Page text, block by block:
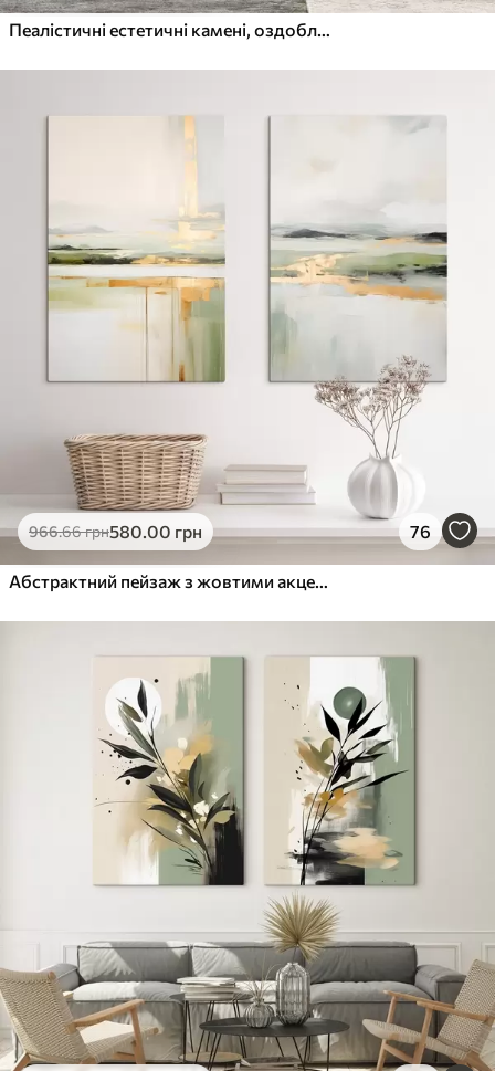
Пеалістичні естетичні камені, оздоблення будинку, природне освітлення
966.66грн580.00 грн 76
Абстрактний пейзаж з жовтими акцентами, мінімалістична композиція землі, води та неба, з приглушеними кольорами